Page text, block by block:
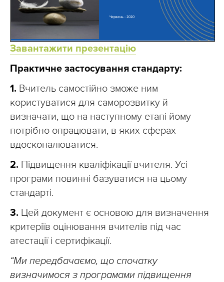
Завантажити презентацію
Практичне застосування стандарту:
1. Вчитель самостійно зможе ним
користуватися для саморозвитку й
визначати, що на наступному етапі йому
потрібно опрацювати, в яких сферах
вдосконалюватися.
2. Підвищення кваліфікації вчителя. Усі
програми повинні базуватися на цьому
стандарті.
3. Цей документ є основою для визначення
критеріїв оцінювання вчителів під час
атестації і сертифікації.
“Ми передбачаємо, що спочатку
визначимося з програмами підвищення